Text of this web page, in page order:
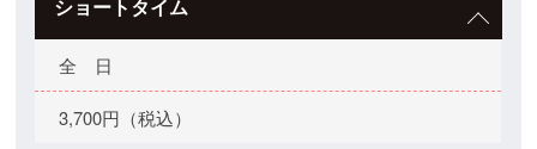
ショートタイム
全 日
3,700円（税込）